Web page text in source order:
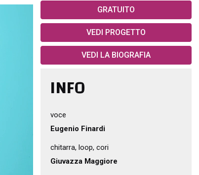
GRATUITO
VEDI PROGETTO
VEDI LA BIOGRAFIA
INFO
voce
Eugenio Finardi
chitarra, loop, cori
Giuvazza Maggiore